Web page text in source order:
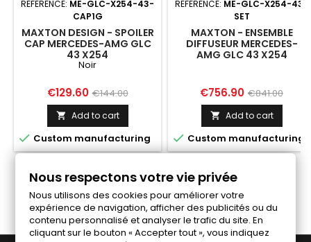
REFERENCE: ME-GLC-X254-43-
CAP1G
MAXTON DESIGN - SPOILER
CAP MERCEDES-AMG GLC
43 X254
Noir
Price
€129.60 Regular
price
€144.00
 Add to cart
 Custom manufacturing
REFERENCE: ME-GLC-X254-43-
SET
MAXTON - ENSEMBLE
DIFFUSEUR MERCEDES-
AMG GLC 43 X254
Price
€756.90 Regular
price
€841.00
 Add to cart
 Custom manufacturing
Follow us on Facebook
Nous respectons votre vie privée
Nous utilisons des cookies pour améliorer votre
expérience de navigation, afficher des publicités ou du
contenu personnalisé et analyser le trafic du site. En
cliquant sur le bouton « Accepter tout », vous indiquez